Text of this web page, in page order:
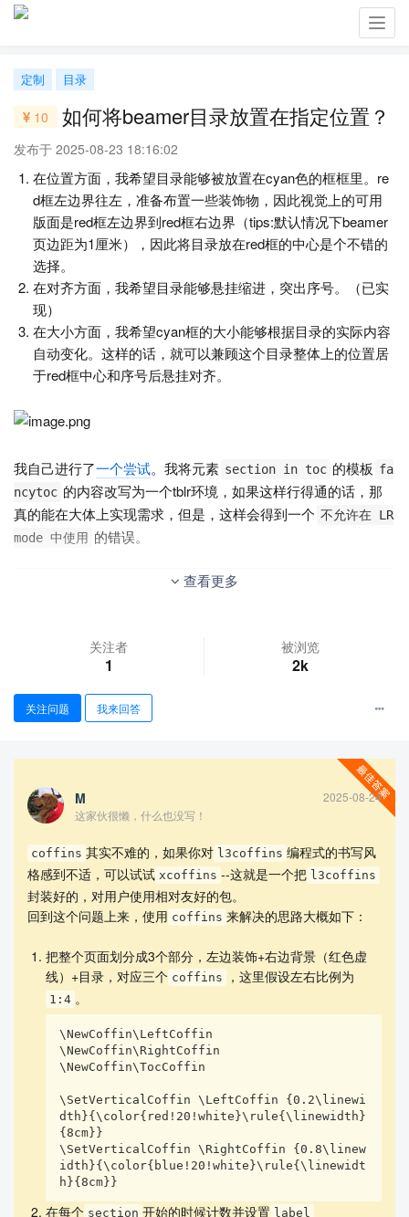
定制 目录
10 如何将beamer目录放置在指定位置？
发布于 2025-08-23 18:16:02
在位置方面，我希望目录能够被放置在cyan色的框框里。re
d框左边界往左，准备布置一些装饰物，因此视觉上的可用
版面是red框左边界到red框右边界（tips:默认情况下beamer
页边距为1厘米），因此将目录放在red框的中心是个不错的
选择。
在对齐方面，我希望目录能够悬挂缩进，突出序号。（已实
现）
在大小方面，我希望cyan框的大小能够根据目录的实际内容
自动变化。这样的话，就可以兼顾这个目录整体上的位置居
于red框中心和序号后悬挂对齐。
我自己进行了一个尝试。我将元素 section in toc 的模板 fa
ncytoc 的内容改写为一个tblr环境，如果这样行得通的话，那
真的能在大体上实现需求，但是，这样会得到一个 不允许在 LR
mode 中使用 的错误。
代什么呢？看得我一头雾水，感觉讳莫如深。而且
是编程层面的东西，超出我的能力边界了……
把 tableofcontents 内部的那个 input 命令，放到这个盒子
堆盒子太复杂了，可以直接用 l3coffin 模块）
我又尝试了另一种方法，就是把
tcolorbox 环境里面。在 tcolorbox 里面，可以轻而易举地
实现序号后悬挂对齐。并且，借助
changlepage 包临时改变左
侧边距，这样就可以实现版心与red框完全吻合，这样就实现了
外部位置的一个粗略改变。然后就是考虑 tcolorbox 的整体尺
提供了 hbox 键，但 \tableofcontents 似乎无法装在一个
里（稍后再测试一次）。因为，通常情况下，
的整体宽度是默认的，但是可以手工指定（已确认存在这样的
接口）。想实现依靠内容自动计算整体尺寸，感觉仍然需要一
个很复杂的计算。
最小工作示例：
\documentclass[aspectratio=169]{beamer}
%%------------------------------------
%%------------------------------------
查看更多
关注者
1
被浏览
2k
关注问题 我来回答
M
2025-08-24
这家伙很懒，什么也没写！
coffins 其实不难的，如果你对 l3coffins 编程式的书写风
格感到不适，可以试试 xcoffins --这就是一个把 l3coffins
封装好的，对用户使用相对友好的包。
回到这个问题上来，使用 coffins 来解决的思路大概如下：
把整个页面划分成3个部分，左边装饰+右边背景（红色虚
线）+目录，对应三个 coffins ，这里假设左右比例为
1:4 。
\NewCoffin\LeftCoffin
\NewCoffin\RightCoffin
\NewCoffin\TocCoffin
\SetVerticalCoffin \LeftCoffin {0.2\linewi
dth}{\color{red!20!white}\rule{\linewidth}
{8cm}}
\SetVerticalCoffin \RightCoffin {0.8\linew
idth}{\color{blue!20!white}\rule{\linewidt
h}{8cm}}
在每个 section 开始的时候计数并设置 label